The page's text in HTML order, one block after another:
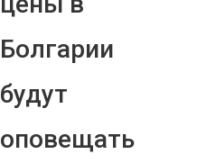
Болгарии
будут
оповещать